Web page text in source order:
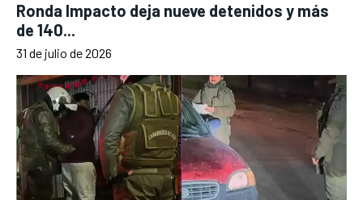
Ronda Impacto deja nueve detenidos y más
de 140...
31 de julio de 2026